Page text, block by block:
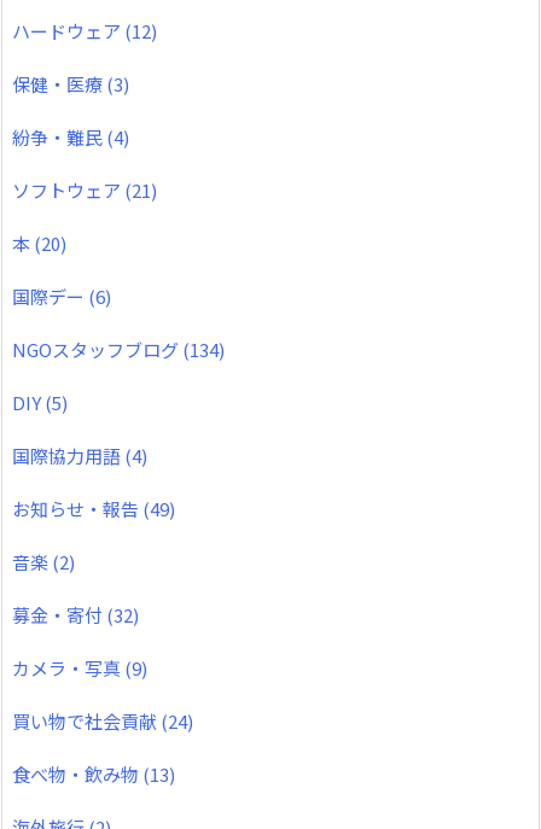
ハードウェア (12)
保健・医療(3)
紛争・難民(4)
ソフトウェア (21)
本(20)
国際デー (6)
NGOスタッフブログ(134)
DIY(5)
国際協力用語(4)
お知らせ・報告 (49)
音楽(2)
募金・寄付 (32)
カメラ・写真(9)
買い物で社会貢献 (24)
食べ物・飲み物 (13)